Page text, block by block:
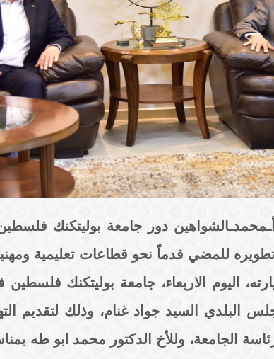
#أـمحمدـالشواهين دور جامعة بوليتكنك
للمضي قدماً نحو قطاعات تعليمية
اليوم الاربعاء، جامعة بوليتكنك
السيد جواد غنام، وذلك لتقديم
الجامعة، وللأخ الدكتور محمد ابو طه